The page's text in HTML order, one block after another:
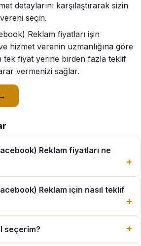
detaylarını karşılaştırarak sizin
seçin.
Reklam fiyatları işin
hizmet verenin uzmanlığına göre
tek fiyat yerine birden fazla teklif
vermenizi sağlar.
Reklam fiyatları ne
Reklam için nasıl teklif
seçerim?